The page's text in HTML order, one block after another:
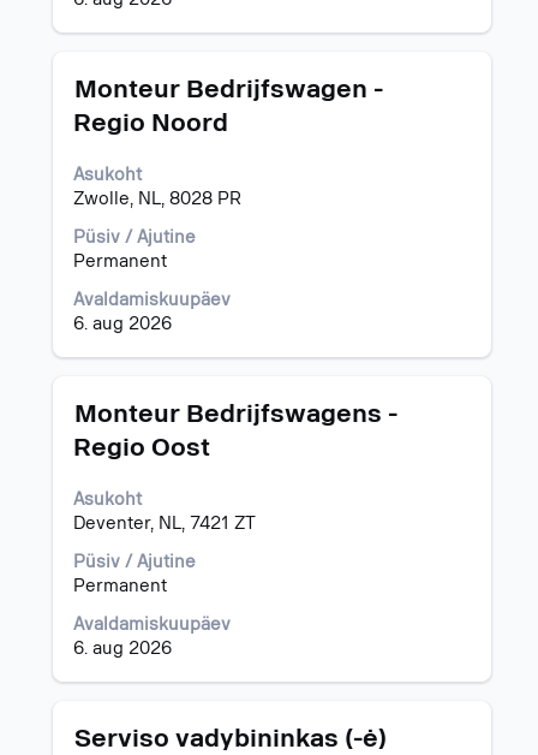
Ametinimetus
Monteur Bedrijfswagen -
Regio Noord
Asukoht
Zwolle, NL, 8028 PR
Püsiv / Ajutine
Permanent
Avaldamiskuupäev
6. aug 2026
Töö
täieliku
kuvamiseks
valige
tühikuklahviga.
Ametinimetus
Monteur Bedrijfswagens -
Regio Oost
Asukoht
Deventer, NL, 7421 ZT
Püsiv / Ajutine
Permanent
Avaldamiskuupäev
6. aug 2026
Töö
täieliku
kuvamiseks
valige
tühikuklahviga.
Ametinimetus
Serviso vadybininkas (-ė)
Töö